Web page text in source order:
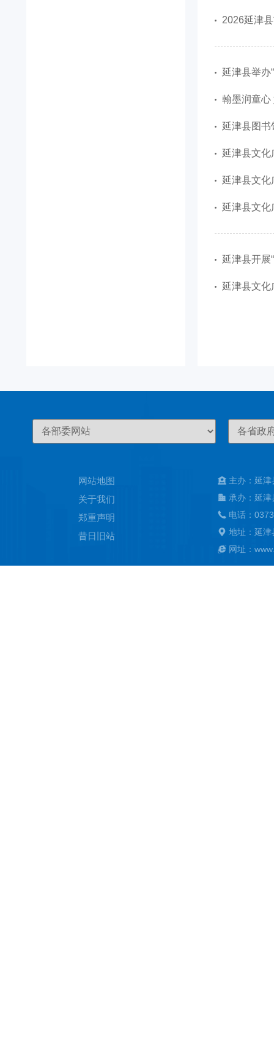
2026延津
延津县举办
翰墨润童
延津县图书
延津县文化
延津县文化
延津县文化
延津县开
延津县文化
网站地图
关于我们
郑重声明
昔日旧站
主办：延
承办：延
电话：
地址：延
网址：